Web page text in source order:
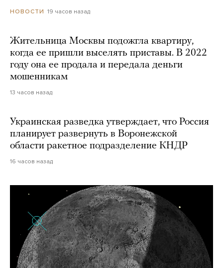
НОВОСТИ 19 часов назад
Жительница Москвы подожгла квартиру,
когда ее пришли выселять приставы. В 2022
году она ее продала и передала деньги
мошенникам
13 часов назад
Украинская разведка утверждает, что Россия
планирует развернуть в Воронежской
области ракетное подразделение КНДР
16 часов назад